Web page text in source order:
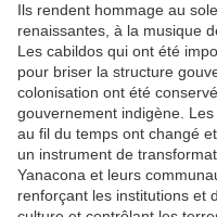
Ils rendent hommage au
renaissantes, à la musique
Les cabildos qui ont été
pour briser la structure
colonisation ont été
gouvernement indigène.
au fil du temps ont changé
un instrument de
Yanacona et leurs
renforçant les institutions et